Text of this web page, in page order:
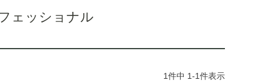
ェッショナル
1件中 1-1件表示